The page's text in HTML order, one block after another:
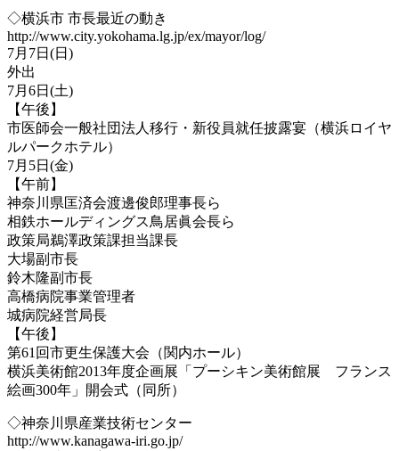
◇横浜市 市長最近の動き
http://www.city.yokohama.lg.jp/ex/mayor/log/
7月7日(日)
外出
7月6日(土)
【午後】
市医師会一般社団法人移行・新役員就任披露宴（横浜ロイヤ
ルパークホテル）
7月5日(金)
【午前】
神奈川県匡済会渡邊俊郎理事長ら
相鉄ホールディングス鳥居眞会長ら
政策局鵜澤政策課担当課長
大場副市長
鈴木隆副市長
高橋病院事業管理者
城病院経営局長
【午後】
第61回市更生保護大会（関内ホール）
横浜美術館2013年度企画展「プーシキン美術館展 フランス
絵画300年」開会式（同所）
◇神奈川県産業技術センター
http://www.kanagawa-iri.go.jp/